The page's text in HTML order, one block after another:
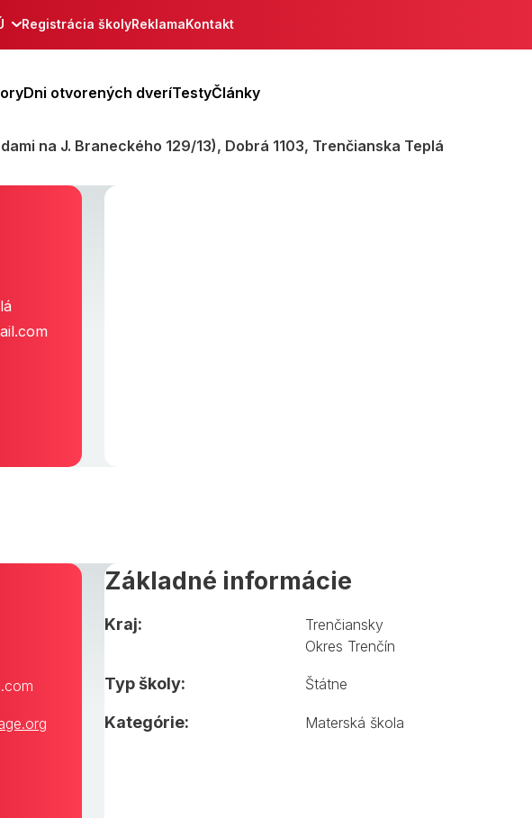
Registrácia školyReklamaKontakt
Dni otvorených dveríTestyČlánky
na J. Braneckého 129/13), Dobrá 1103, Trenčianska Teplá
Základné informácie
Kraj:
Trenčiansky
Okres Trenčín
Typ školy: Štátne
Kategórie: Materská škola